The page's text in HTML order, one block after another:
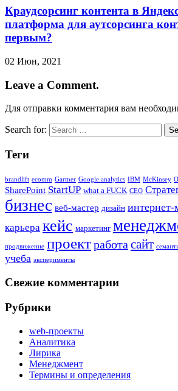
Краудсорсинг контента в
платформа для аутсорсинга
первым?
02 Июн, 2021
Leave a Comment.
Для отправки комментария вам
Search for:
Теги
brandlift ecomm Gartner Google.analytics IBM McKinsey
SharePoint StartUP what a FUCK СЕО
бизнес веб-мастер дизайн интернет-
карьера кейс маркетинг
продвижение проектработа сайт
учеба эксперименты
Свежие комментарии
Рубрики
web-проекты
Аналитика
Лирика
Менеджмент
Термины и определения